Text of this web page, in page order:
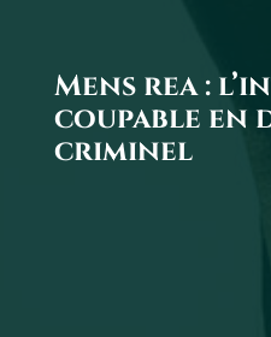
Mens rea :
coupable en
criminel